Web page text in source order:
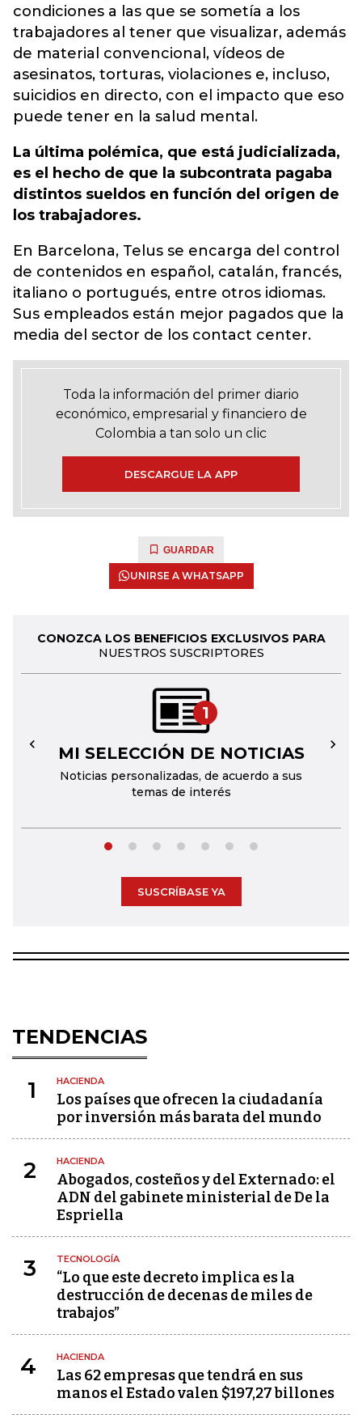
condiciones a las que se sometía a los
trabajadores al tener que visualizar, además
de material convencional, vídeos de
asesinatos, torturas, violaciones e, incluso,
suicidios en directo, con el impacto que eso
puede tener en la salud mental.
La última polémica, que está judicializada,
es el hecho de que la subcontrata pagaba
distintos sueldos en función del origen de
los trabajadores.
En Barcelona, Telus se encarga del control
de contenidos en español, catalán, francés,
italiano o portugués, entre otros idiomas.
Sus empleados están mejor pagados que la
media del sector de los contact center.
Toda la información del primer diario
económico, empresarial y financiero de
Colombia a tan solo un clic
DESCARGUE LA APP
GUARDAR
UNIRSE A WHATSAPP
CONOZCA LOS BENEFICIOS EXCLUSIVOS PARA
NUESTROS SUSCRIPTORES
1
MI SELECCIÓN DE NOTICIAS
Noticias personalizadas, de acuerdo a sus
temas de interés
← →
SUSCRÍBASE YA
TENDENCIAS
1 HACIENDA
Los países que ofrecen la ciudadanía
por inversión más barata del mundo
2 HACIENDA
Abogados, costeños y del Externado: el
ADN del gabinete ministerial de De la
Espriella
3 TECNOLOGÍA
“Lo que este decreto implica es la
destrucción de decenas de miles de
trabajos”
4 HACIENDA
Las 62 empresas que tendrá en sus
manos el Estado valen $197,27 billones